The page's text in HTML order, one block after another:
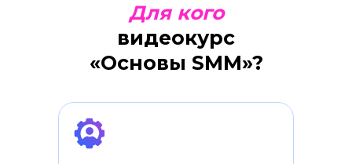
Для кого
видеокурс
«Основы SMM»?